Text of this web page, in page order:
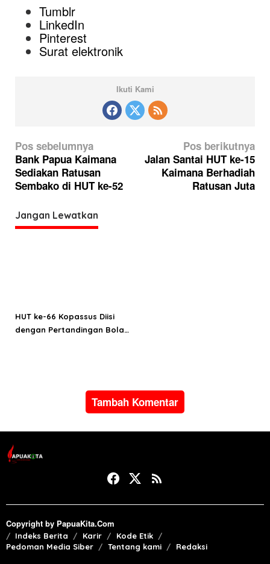
Tumblr
LinkedIn
Pinterest
Surat elektronik
Ikuti Kami
N
a
v
i
g
a
s
Pos sebelumnya
Bank Papua Kaimana
Sediakan Ratusan
Sembako di HUT ke-52
Pos berikutnya
Jalan Santai HUT ke-15
Kaimana Berhadiah
Ratusan Juta
Jangan Lewatkan
HUT ke-66 Kopassus Diisi
dengan Pertandingan Bola
Tambah Komentar
Copyright by PapuaKita.Com
Indeks Berita Karir
Kode Etik
Pedoman Media Siber
Tentang kami Redaksi